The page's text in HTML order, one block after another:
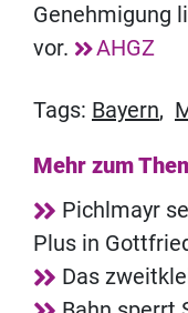
Genehmigung
vor.
AHGZ
Tags: Bayern,
Mehr zum
Pichlmayr
Plus in
Das